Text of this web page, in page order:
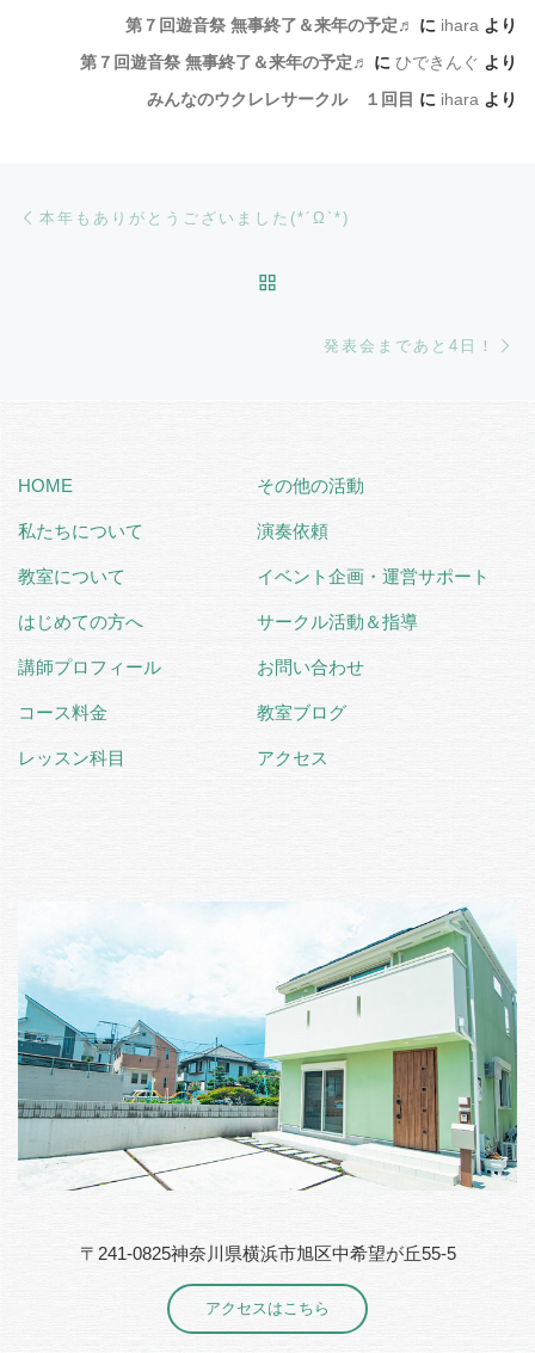
第７回遊音祭 無事終了＆来年の予定♬
に ihara より
第７回遊音祭 無事終了＆来年の予定♬
に ひできんぐ より
みんなのウクレレサークル １回目 に ihara より
本年もありがとうございました(*´Ω`*)
発表会まであと4日！
HOME
私たちについて
教室について
はじめての方へ
講師プロフィール
コース料金
レッスン科目
その他の活動
演奏依頼
イベント企画・運営サポート
サークル活動＆指導
お問い合わせ
教室ブログ
アクセス
〒241-0825神奈川県横浜市旭区中希望が丘55-5
アクセスはこちら